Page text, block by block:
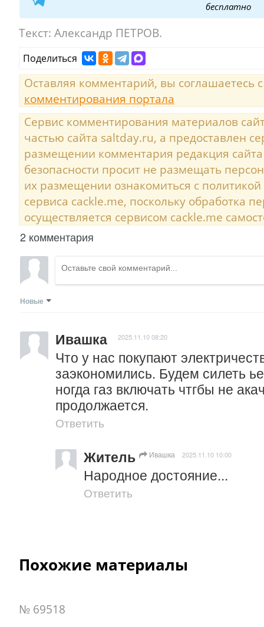
бесплатно
Текст: Александр ПЕТРОВ.
Поделиться
Оставляя комментарий, вы соглашаетесь
комментирования портала
Сервис комментирования материалов
частью сайта saltday.ru, а предоставлен
размещении комментария редакция
безопасности просит не размещать
их размещении ознакомиться с
сервиса cackle.me, поскольку обработка
осуществляется сервисом cackle.me
2 комментария
Новые
Ивашка 2025.11.10 08:20
Что у нас покупают
заэкономились. Будем силеть
ногда газ включать чтгбы не
продолжается.
Ответить
Житель Ивашка 2025.11.10 10:00
Народное достояние...
Ответить
Похожие материалы
№ 69518